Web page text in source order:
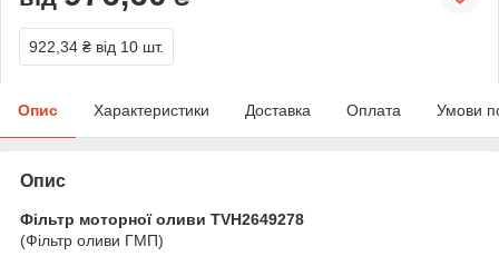
922,34 ₴ від 10 шт.
Опис Характеристики Доставка Оплата Умови
Опис
Фільтр моторної оливи TVH2649278
(Фільтр оливи ГМП)